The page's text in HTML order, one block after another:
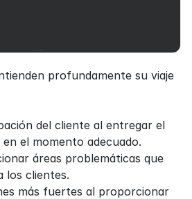
profundamente su viaje
del cliente al entregar el
el momento adecuado.
áreas problemáticas que
los clientes.
más fuertes al proporcionar